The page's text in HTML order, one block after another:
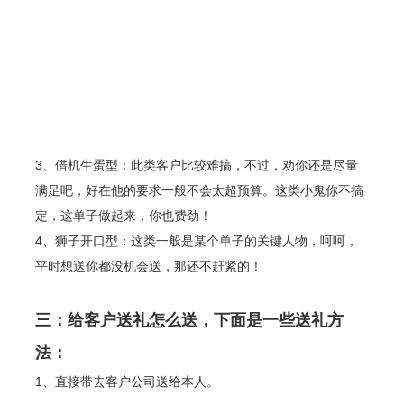
3、借机生蛋型：此类客户比较难搞，不过，劝你还是尽量
满足吧，好在他的要求一般不会太超预算。这类小鬼你不搞
定，这单子做起来，你也费劲！
4、狮子开口型：这类一般是某个单子的关键人物，呵呵，
平时想送你都没机会送，那还不赶紧的！
三：给客户送礼怎么送，下面是一些送礼方
法：
1、直接带去客户公司送给本人。